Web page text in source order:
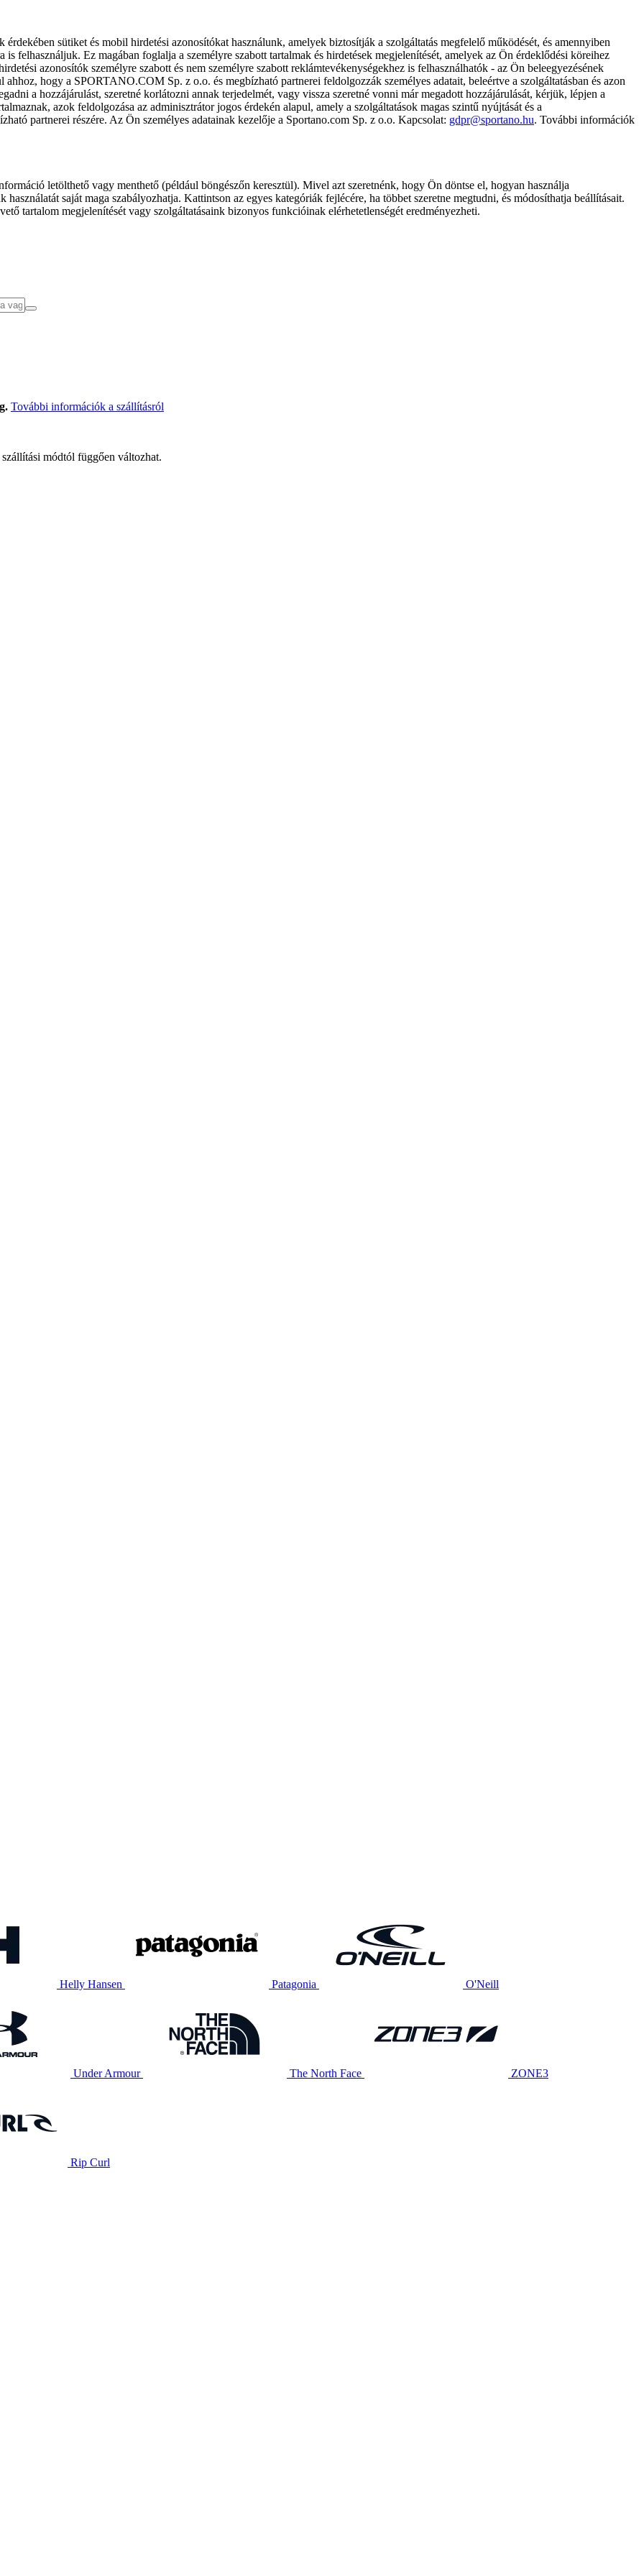
sütiket és mobil hirdetési azonosítókat használunk, amelyek biztosítják a szolgáltatás megfelelő működését, és amennyiben
is felhasználjuk. Ez magában foglalja a személyre szabott tartalmak és hirdetések megjelenítését, amelyek az Ön érdeklődési köreihez
azonosítók személyre szabott és nem személyre szabott reklámtevékenységekhez is felhasználhatók - az Ön beleegyezésének
hogy a SPORTANO.COM Sp. z o.o. és megbízható partnerei feldolgozzák személyes adatait, beleértve a szolgáltatásban és azon
a hozzájárulást, szeretné korlátozni annak terjedelmét, vagy vissza szeretné vonni már megadott hozzájárulását, kérjük, lépjen a
azok feldolgozása az adminisztrátor jogos érdekén alapul, amely a szolgáltatások magas szintű nyújtását és a
partnerei részére. Az Ön személyes adatainak kezelője a Sportano.com Sp. z o.o. Kapcsolat: gdpr@sportano.hu. További információk
letölthető vagy menthető (például böngészőn keresztül). Mivel azt szeretnénk, hogy Ön döntse el, hogyan használja
saját maga szabályozhatja. Kattintson az egyes kategóriák fejlécére, ha többet szeretne megtudni, és módosíthatja beállításait.
tartalom megjelenítését vagy szolgáltatásaink bizonyos funkcióinak elérhetetlenségét eredményezheti.
További információk a szállításról
módtól függően változhat.
Helly Hansen Patagonia O'Neill
Under Armour The North Face ZONE3
Rip Curl